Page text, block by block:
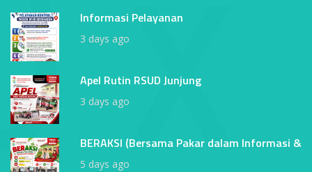
Informasi Pelayanan
3 days ago
Apel Rutin RSUD Junjung
3 days ago
BERAKSI (Bersama Pakar dalam Informasi &
5 days ago